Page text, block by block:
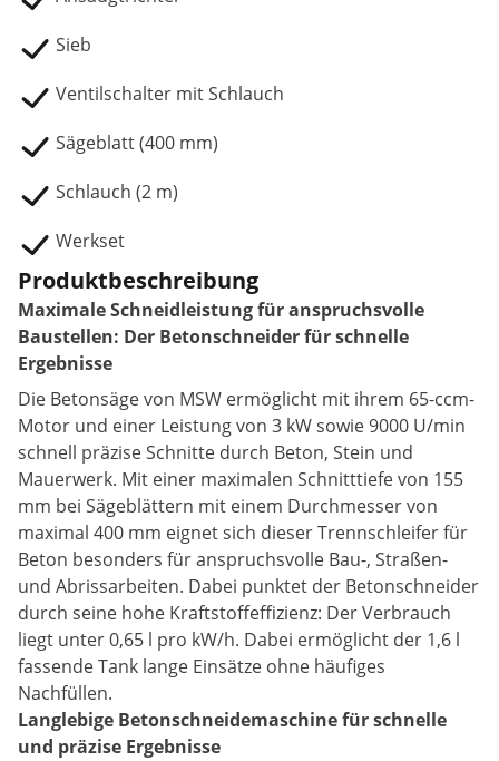
Sieb
Ventilschalter mit Schlauch
Sägeblatt (400 mm)
Schlauch (2 m)
Werkset
Produktbeschreibung
Maximale Schneidleistung für anspruchsvolle
Baustellen: Der Betonschneider für schnelle
Ergebnisse
Die Betonsäge von MSW ermöglicht mit ihrem 65-ccm-
Motor und einer Leistung von 3 kW sowie 9000 U/min
schnell präzise Schnitte durch Beton, Stein und
Mauerwerk. Mit einer maximalen Schnitttiefe von 155
mm bei Sägeblättern mit einem Durchmesser von
maximal 400 mm eignet sich dieser Trennschleifer für
Beton besonders für anspruchsvolle Bau-, Straßen-
und Abrissarbeiten. Dabei punktet der Betonschneider
durch seine hohe Kraftstoffeffizienz: Der Verbrauch
liegt unter 0,65 l pro kW/h. Dabei ermöglicht der 1,6 l
fassende Tank lange Einsätze ohne häufiges
Nachfüllen.
Langlebige Betonschneidemaschine für schnelle
und präzise Ergebnisse